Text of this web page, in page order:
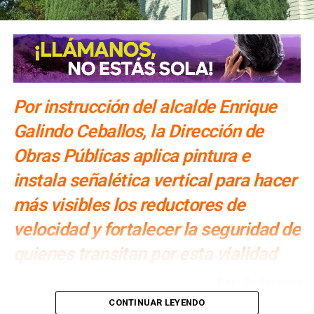
Por instrucción del alcalde Enrique
Galindo Ceballos, la Dirección de
Obras Públicas aplica pintura e
instala señalética vertical para hacer
más visibles los reductores de
velocidad y fortalecer la seguridad de
quienes transitan por esta vialidad
alcalde Enrique Galindo Ceballos
CONTINUAR LEYENDO